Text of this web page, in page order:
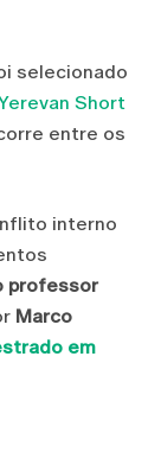
selecionado
Short
entre os
interno
professor
Marco
em